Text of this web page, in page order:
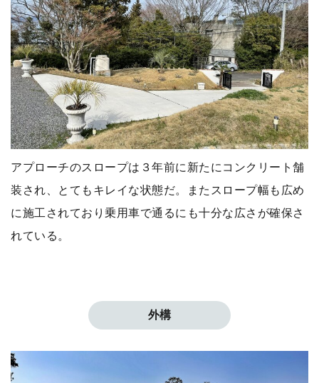
アプローチのスロープは３年前に新たにコンクリート舗
装され、とてもキレイな状態だ。またスロープ幅も広め
に施工されており乗用車で通るにも十分な広さが確保さ
れている。
外構